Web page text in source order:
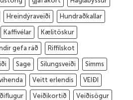
Hreindýraveiði Hundraðkallar
Kaffivélar Kælitöskur
gefa ráð Riffilskot
Sage Silungsveiði Simms
Veitt erlendis VEIÐI
Veiðikortið Veiðisögur